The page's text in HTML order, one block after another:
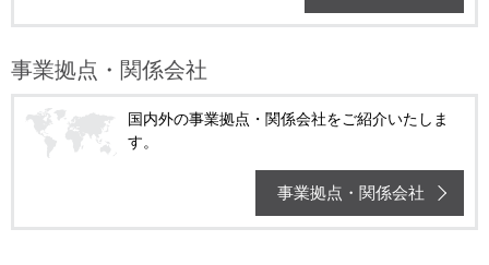
事業拠点・関係会社
国内外の事業拠点・関係会社をご紹介いたしま
す。
事業拠点・関係会社